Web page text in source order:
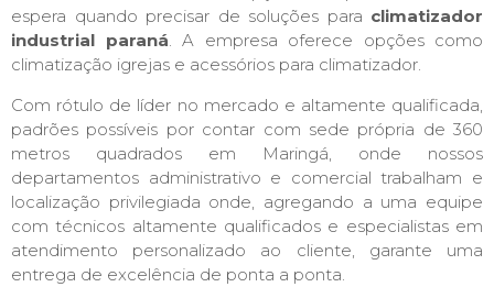
espera quando precisar de soluções para climatizador
industrial paraná. A empresa oferece opções como
climatização igrejas e acessórios para climatizador.
Com rótulo de líder no mercado e altamente qualificada,
padrões possíveis por contar com sede própria de 360
metros quadrados em Maringá, onde nossos
departamentos administrativo e comercial trabalham e
localização privilegiada onde, agregando a uma equipe
com técnicos altamente qualificados e especialistas em
atendimento personalizado ao cliente, garante uma
entrega de excelência de ponta a ponta.